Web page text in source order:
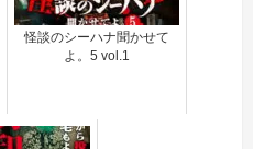
怪談のシーハナ聞かせて
よ。5 vol.1